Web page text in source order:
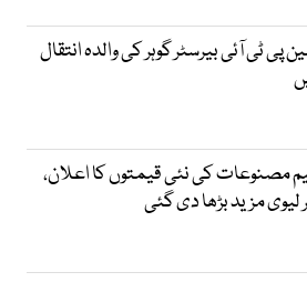
پی ٹی آئی بیرسٹر گوہر کی والدہ انتقال
مصنوعات کی نئی قیمتوں کا اعلان،
لیوی مزید بڑھا دی گئی